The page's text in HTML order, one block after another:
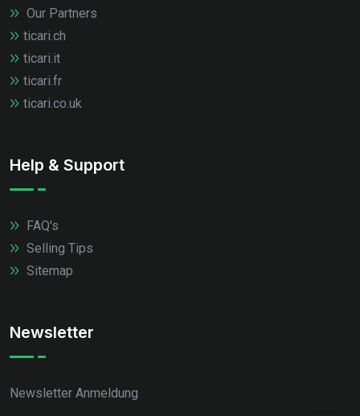
Our Partners
ticari.ch
ticari.it
ticari.fr
ticari.co.uk
Help & Support
FAQ's
Selling Tips
Sitemap
Newsletter
Newsletter Anmeldung